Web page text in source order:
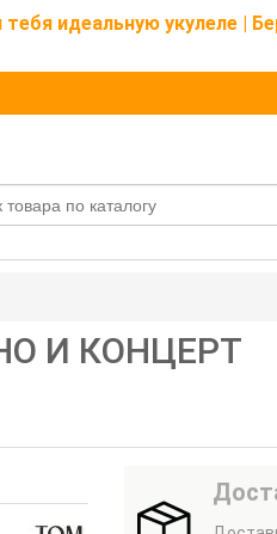
идеальную укулеле |
И КОНЦЕРТ